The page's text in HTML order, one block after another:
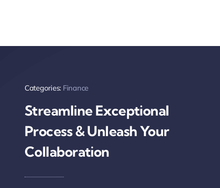
Categories: Finance
Streamline Exceptional
Process & Unleash Your
Collaboration